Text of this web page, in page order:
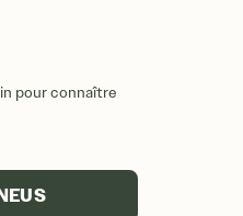
pour connaître